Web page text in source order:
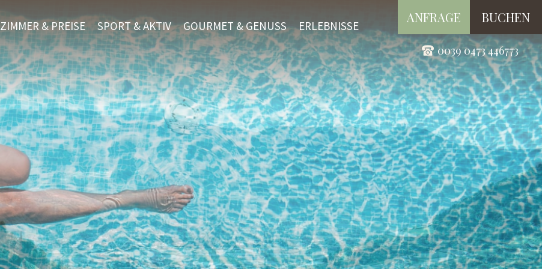
ZIMMER & PREISE SPORT & AKTIV GOURMET & GENUSS ERLEBNISSE
ANFRAGE BUCHEN
0039 0473 446773